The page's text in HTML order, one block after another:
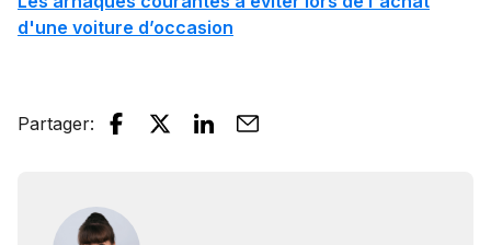
d'une voiture d’occasion
Partager: